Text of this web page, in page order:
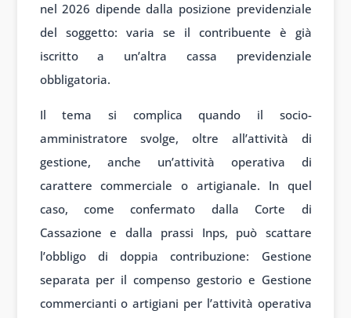
nel 2026 dipende dalla posizione previdenziale
del soggetto: varia se il contribuente è già
iscritto a un’altra cassa previdenziale
obbligatoria.
Il tema si complica quando il socio-
amministratore svolge, oltre all’attività di
gestione, anche un’attività operativa di
carattere commerciale o artigianale. In quel
caso, come confermato dalla Corte di
Cassazione e dalla prassi Inps, può scattare
l’obbligo di doppia contribuzione: Gestione
separata per il compenso gestorio e Gestione
commercianti o artigiani per l’attività operativa